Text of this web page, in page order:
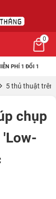
0
PHÍ 1 ĐỔI 1
5 thủ thuật trên
chụp
'Low-